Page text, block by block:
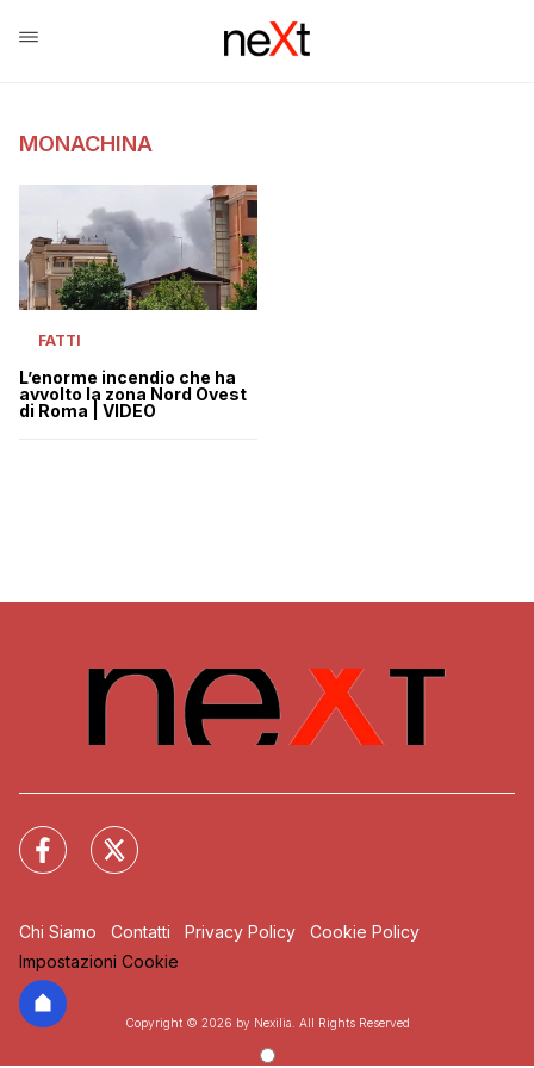
MONACHINA
FATTI
L’enorme incendio che ha
avvolto la zona Nord Ovest
di Roma | VIDEO
Chi Siamo Contatti Privacy Policy
Cookie Policy
Impostazioni Cookie
Copyright © 2026 by Nexilia. All Rights Reserved